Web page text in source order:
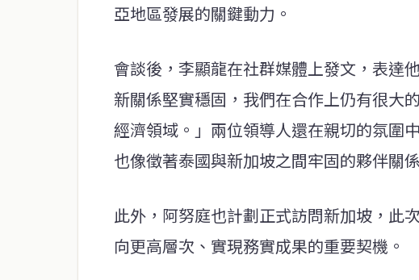
亞地區發展的關鍵動力。
會談後，李顯龍在社群媒體上發文，表達
新關係堅實穩固，我們在合作上仍有很大
經濟領域。」兩位領導人還在親切的氛圍
也像徵著泰國與新加坡之間牢固的夥伴關
此外，阿努庭也計劃正式訪問新加坡，此
向更高層次、實現務實成果的重要契機。